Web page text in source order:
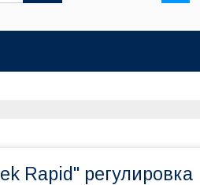
Rapid" регулировка